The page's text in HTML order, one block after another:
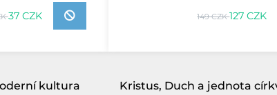
37 CZK 149 CZK127 CZK
kultura